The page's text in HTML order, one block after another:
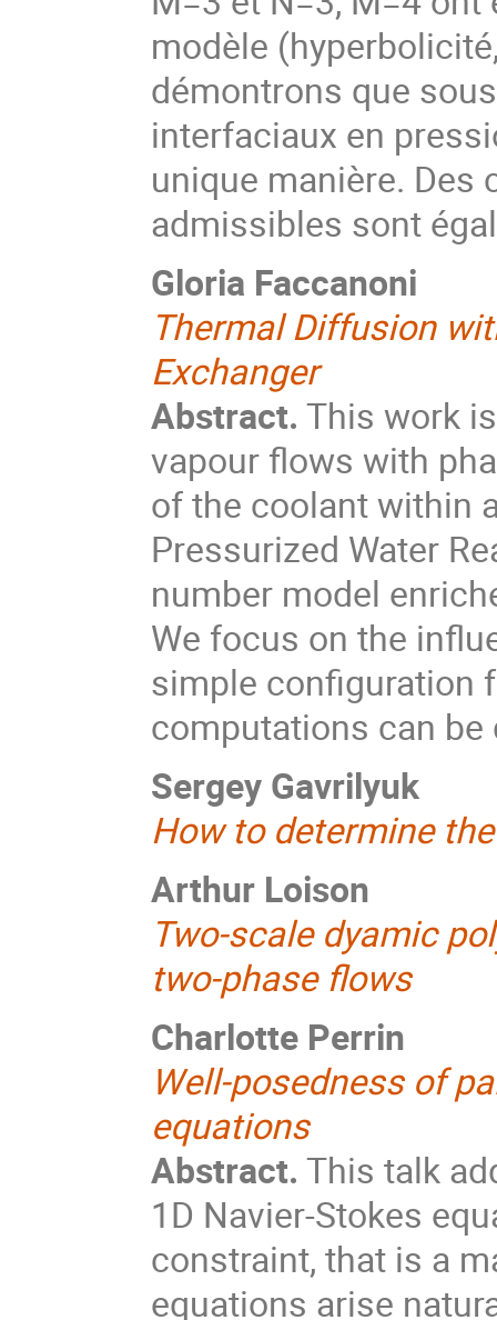
modèle
démontrons que
interfaciaux en
unique manière. Des
admissibles sont
Gloria Faccanoni
Thermal Diffusion
Exchanger
Abstract. This work
vapour flows with
of the coolant within
Pressurized Water
number model
We focus on the
simple configuration
computations can be
Sergey Gavrilyuk
How to determine
Arthur Loison
Two-scale dyamic
two-phase flows
Charlotte Perrin
Well-posedness of
equations
Abstract. This talk
1D Navier-Stokes
constraint, that is a
equations arise